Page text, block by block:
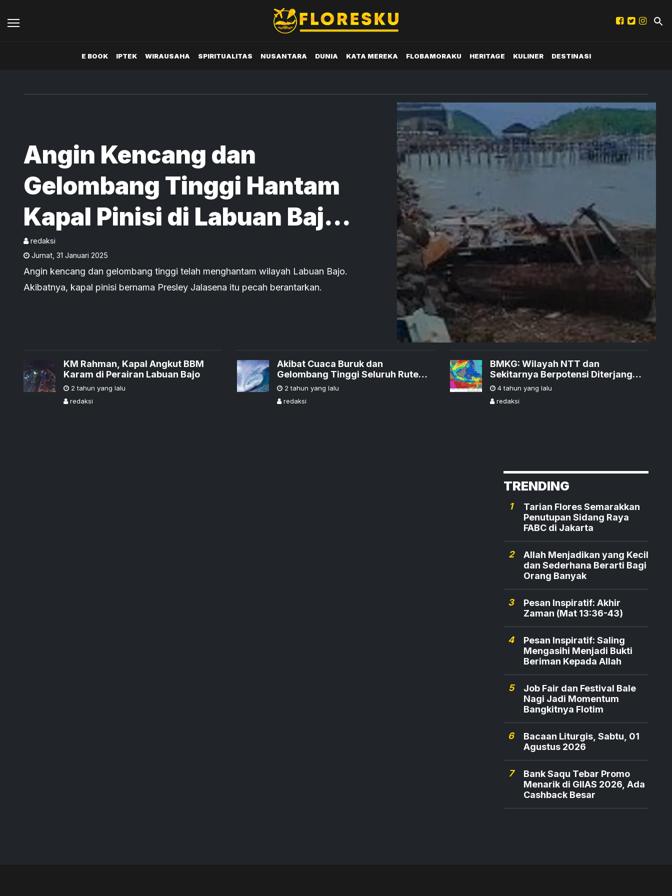
E BOOK IPTEK WIRAUSAHA SPIRITUALITAS NUSANTARA DUNIA KATA MEREKA FLOBAMORAKU HERITAGE KULINER DESTINASI
Angin Kencang dan
Gelombang Tinggi Hantam
Kapal Pinisi di Labuan Bajo
Hingga Pecah Berantakan
redaksi
Jumat 31 Januari 2025
Angin kencang dan gelombang tinggi telah menghantam wilayah Labuan Bajo.
Akibatnya, kapal pinisi bernama Presley Jalasena itu pecah berantarkan.
KM Rahman, Kapal Angkut BBM
Karam di Perairan Labuan Bajo
2 tahun yang lalu
redaksi
Akibat Cuaca Buruk dan
Gelombang Tinggi Seluruh Rute
Pelayaran di NTT Dittutup
Sementara
2 tahun yang lalu
redaksi
BMKG: Wilayah NTT dan
Sekitarnya Berpotensi Diterjang
Angin Kencang dan Gelombang
Laut yang Tinggi
4 tahun yang lalu
redaksi
TRENDING
1
Tarian Flores Semarakkan
Penutupan Sidang Raya
FABC di Jakarta
2
Allah Menjadikan yang Kecil
dan Sederhana Berarti Bagi
Orang Banyak
3
Pesan Inspiratif: Akhir
Zaman (Mat 13:36-43)
4
Pesan Inspiratif: Saling
Mengasihi Menjadi Bukti
Beriman Kepada Allah
5
Job Fair dan Festival Bale
Nagi Jadi Momentum
Bangkitnya Flotim
6
Bacaan Liturgis, Sabtu, 01
Agustus 2026
7
Bank Saqu Tebar Promo
Menarik di GIIAS 2026, Ada
Cashback Besar